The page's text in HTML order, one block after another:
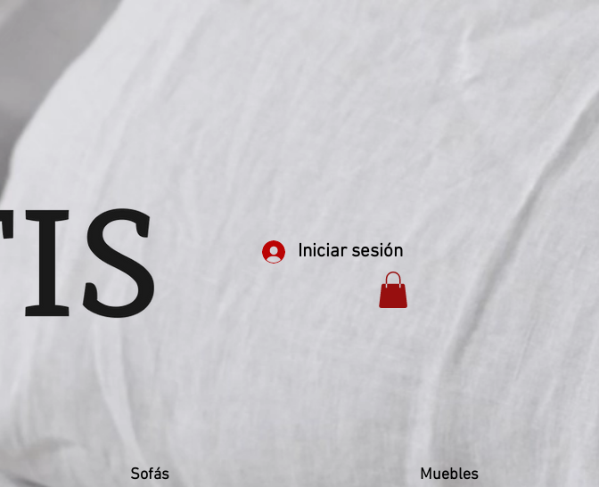
Iniciar sesión
Sofás Muebles